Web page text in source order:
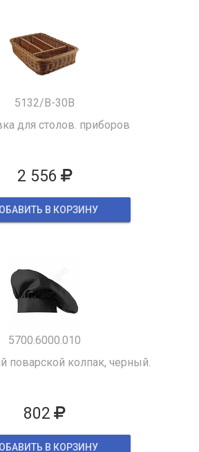
5132/B-30B
для столов. приборов
2 556
В КОРЗИНУ
5700.6000.010
поварской колпак, черный.
802
В КОРЗИНУ